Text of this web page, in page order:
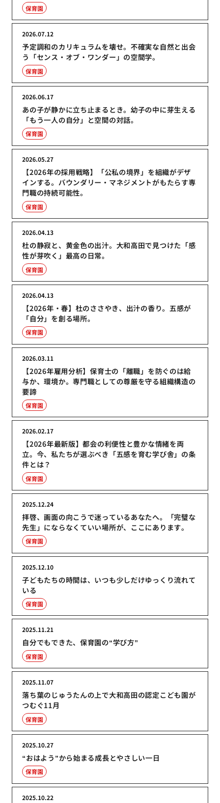
保育園
予定調和のカリキュラムを壊せ。不確実な自然と出会
う「センス・オブ・ワンダー」の空間学。
2026.07.12
保育園
あの子が静かに立ち止まるとき。幼子の中に芽生える
「もう一人の自分」と空間の対話。
2026.06.17
保育園
【2026年の採用戦略】「公私の境界」を組織がデザ
インする。バウンダリー・マネジメントがもたらす専
門職の持続可能性。
2026.05.27
保育園
杜の静寂と、黄金色の出汁。大和高田で見つけた「感
性が芽吹く」最高の日常。
2026.04.13
保育園
【2026年・春】杜のささやき、出汁の香り。五感が
「自分」を創る場所。
2026.04.13
保育園
【2026年雇用分析】保育士の「離職」を防ぐのは給
与か、環境か。専門職としての尊厳を守る組織構造の
要諦
2026.03.11
保育園
【2026年最新版】都会の利便性と豊かな情緒を両
立。今、私たちが選ぶべき「五感を育む学び舎」の条
件とは？
2026.02.17
保育園
拝啓、画面の向こうで迷っているあなたへ。「完璧な
先生」にならなくていい場所が、ここにあります。
2025.12.24
保育園
子どもたちの時間は、いつも少しだけゆっくり流れて
いる
2025.12.10
保育園
自分でもできた、保育園の“学び方”
2025.11.21
保育園
落ち葉のじゅうたんの上で大和高田の認定こども園が
つむぐ11月
2025.11.07
保育園
“おはよう”から始まる成長とやさしい一日
2025.10.27
保育園
2025.10.22